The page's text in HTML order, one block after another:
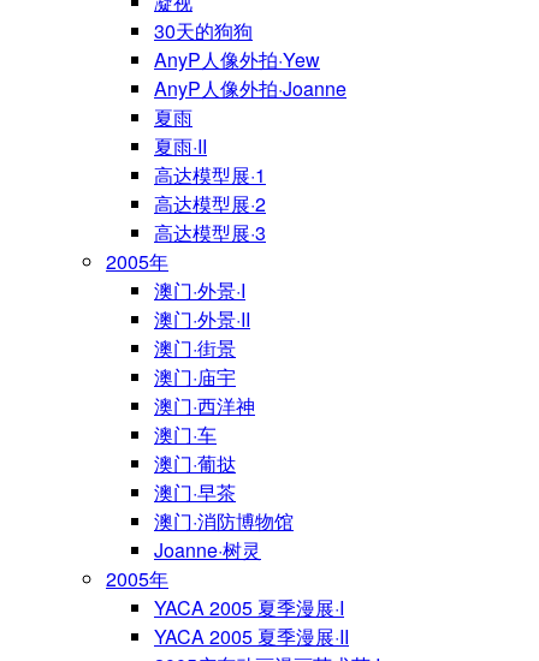
30天的狗狗
AnyP人像外拍·Yew
AnyP人像外拍·Joanne
夏雨
夏雨·II
高达模型展·1
高达模型展·2
高达模型展·3
2005年
澳门·外景·I
澳门·外景·II
澳门·街景
澳门·庙宇
澳门·西洋神
澳门·车
澳门·葡挞
澳门·早茶
澳门·消防博物馆
Joanne·树灵
2005年
YACA 2005 夏季漫展·I
YACA 2005 夏季漫展·II